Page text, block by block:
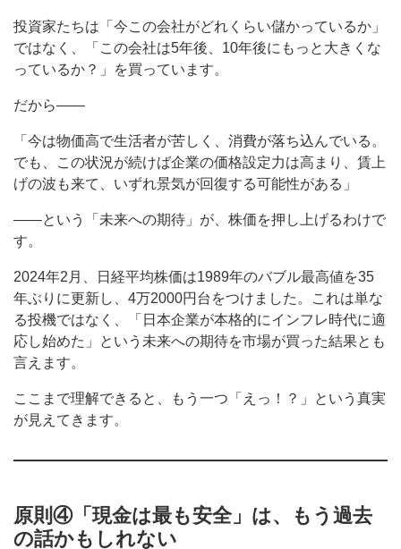
投資家たちは「今この会社がどれくらい儲かっているか」
ではなく、「この会社は5年後、10年後にもっと大きくな
っているか？」を買っています。
だから——
「今は物価高で生活者が苦しく、消費が落ち込んでいる。
でも、この状況が続けば企業の価格設定力は高まり、賃上
げの波も来て、いずれ景気が回復する可能性がある」
——という「未来への期待」が、株価を押し上げるわけで
す。
2024年2月、日経平均株価は1989年のバブル最高値を35
年ぶりに更新し、4万2000円台をつけました。これは単な
る投機ではなく、「日本企業が本格的にインフレ時代に適
応し始めた」という未来への期待を市場が買った結果とも
言えます。
ここまで理解できると、もう一つ「えっ！？」という真実
が見えてきます。
原則④「現金は最も安全」は、もう過去
の話かもしれない